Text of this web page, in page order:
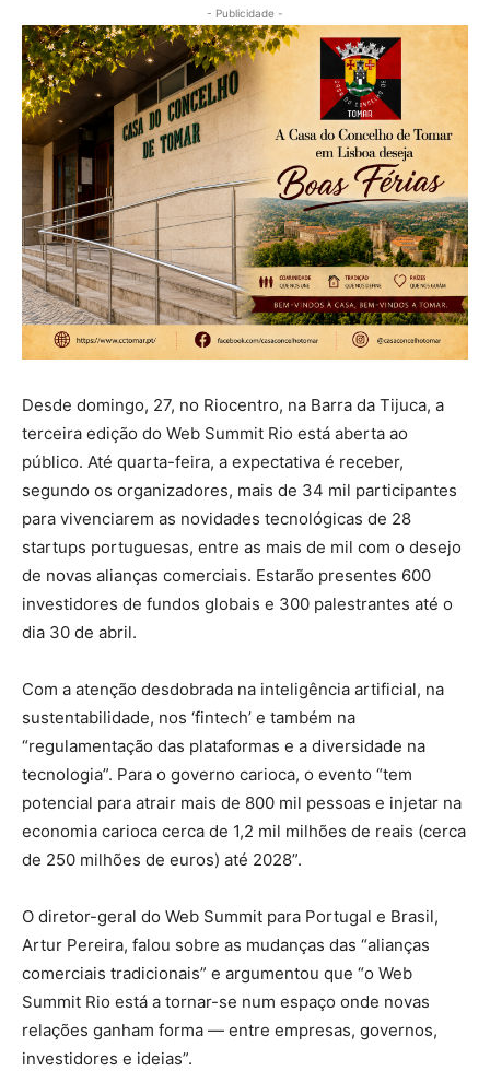
- Publicidade -
Desde domingo, 27, no Riocentro, na Barra da Tijuca, a
terceira edição do Web Summit Rio está aberta ao
público. Até quarta-feira, a expectativa é receber,
segundo os organizadores, mais de 34 mil participantes
para vivenciarem as novidades tecnológicas de 28
startups portuguesas, entre as mais de mil com o desejo
de novas alianças comerciais. Estarão presentes 600
investidores de fundos globais e 300 palestrantes até o
dia 30 de abril.
Com a atenção desdobrada na inteligência artificial, na
sustentabilidade, nos ‘fintech’ e também na
“regulamentação das plataformas e a diversidade na
tecnologia”. Para o governo carioca, o evento “tem
potencial para atrair mais de 800 mil pessoas e injetar na
economia carioca cerca de 1,2 mil milhões de reais (cerca
de 250 milhões de euros) até 2028”.
O diretor-geral do Web Summit para Portugal e Brasil,
Artur Pereira, falou sobre as mudanças das “alianças
comerciais tradicionais” e argumentou que “o Web
Summit Rio está a tornar-se num espaço onde novas
relações ganham forma — entre empresas, governos,
investidores e ideias”.